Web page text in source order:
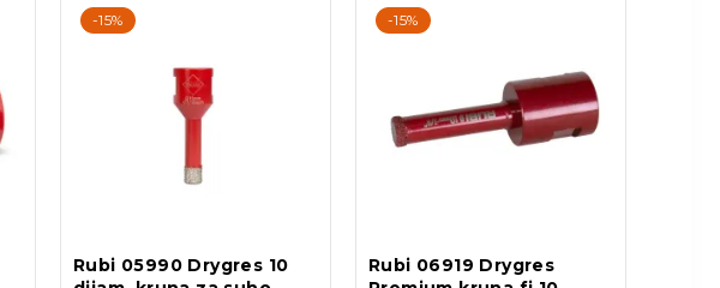
-15%
Rubi 05990 Drygres 10
-15%
Rubi 06919 Drygres